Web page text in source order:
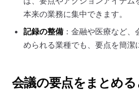
本来の業務に集中できます。
記録の整備 ：金融や医療など
められる業種でも、要点を簡潔
会議の要点をまとめ